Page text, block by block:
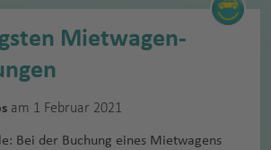
Mietwagen-
am 1 Februar 2021
Bei der Buchung eines Mietwagens